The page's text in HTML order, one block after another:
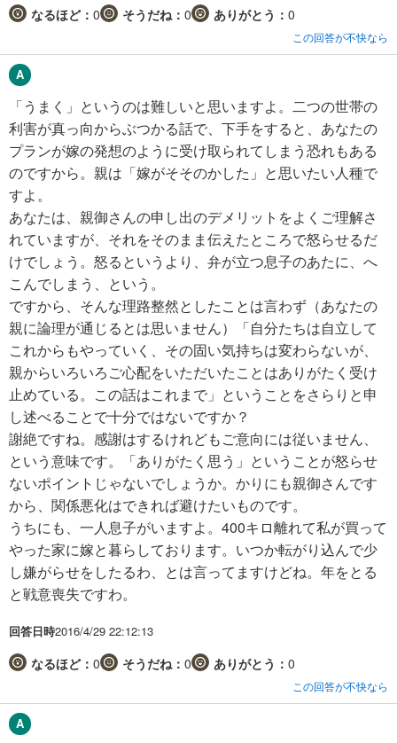
なるほど： 0 そうだね： 0 ありがとう： 0
この回答が不快なら
「うまく」というのは難しいと思いますよ。二つの世帯の
利害が真っ向からぶつかる話で、下手をすると、あなたの
プランが嫁の発想のように受け取られてしまう恐れもある
のですから。親は「嫁がそそのかした」と思いたい人種で
すよ。
あなたは、親御さんの申し出のデメリットをよくご理解さ
れていますが、それをそのまま伝えたところで怒らせるだ
けでしょう。怒るというより、弁が立つ息子のあたに、へ
こんでしまう、という。
ですから、そんな理路整然としたことは言わず（あなたの
親に論理が通じるとは思いません）「自分たちは自立して
これからもやっていく、その固い気持ちは変わらないが、
親からいろいろご心配をいただいたことはありがたく受け
止めている。この話はこれまで」ということをさらりと申
し述べることで十分ではないですか？
謝絶ですね。感謝はするけれどもご意向には従いません、
という意味です。「ありがたく思う」ということが怒らせ
ないポイントじゃないでしょうか。かりにも親御さんです
から、関係悪化はできれば避けたいものです。
うちにも、一人息子がいますよ。400キロ離れて私が買って
やった家に嫁と暮らしております。いつか転がり込んで少
し嫌がらせをしたるわ、とは言ってますけどね。年をとる
と戦意喪失ですわ。
回答日時2016/4/29 22:12:13
なるほど： 0 そうだね： 0 ありがとう： 0
この回答が不快なら